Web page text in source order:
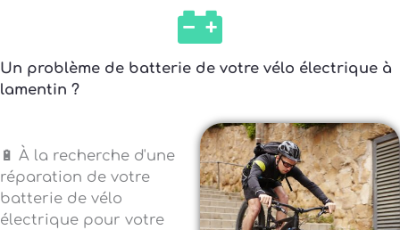
Un problème de batterie de votre vélo électrique à
lamentin ?
🔋 À la recherche d'une
réparation de votre
batterie de vélo
électrique pour votre